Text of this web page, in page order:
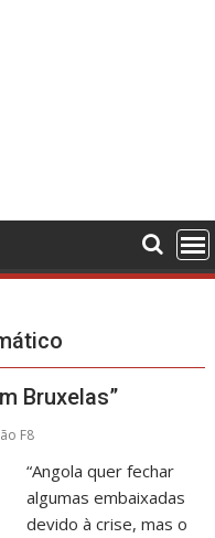
Bruxelas”
F8
“Angola quer fechar
algumas embaixadas
devido à crise, mas o